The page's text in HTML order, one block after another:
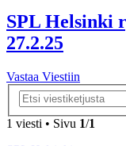
SPL Helsinki
27.2.25
Vastaa Viestiin
1 viesti • Sivu 1/1